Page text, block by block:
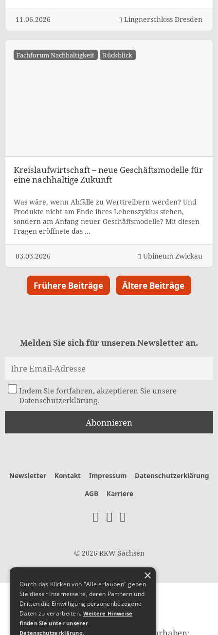
11.06.2026 Lingnerschloss Dresden
Fachforum Nachhaltigkeit Rückblick
Kreislaufwirtschaft – neue Geschäftsmodelle für
eine nachhaltige Zukunft
Was wäre, wenn Abfälle zu Werttreibern werden? Und
Produkte nicht am Ende ihres Lebenszyklus stehen,
sondern am Anfang neuer Geschäftsmodelle? Mit diesen
Fragen eröffnete das ...
03.03.2026 Ubineum Zwickau
Frühere Beiträge Ältere Beiträge
Melden Sie sich für unseren Newsletter an.
Indem Sie fortfahren, akzeptieren Sie unsere
Datenschutzerklärung.
Newsletter Kontakt Impressum
Datenschutzerklärung
AGB
Karriere
© 2026 RKW Sachsen
Hier
×
Durch das Klicken von "Alle erlauben" geben
Sie dieser Internetseite, deren Partnern und
Dritten die Einwilligung personenbezogene
Daten zu verarbeiten. Weitere Hinweise
finden Sie unter unserer
Datenschutzerklärung.